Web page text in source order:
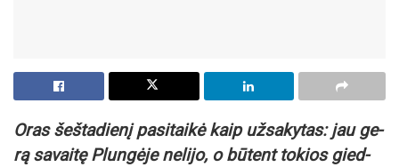
Oras šeš­ta­die­nį pa­si­tai­kė kaip už­sa­ky­tas: jau ge­
rą sa­vai­tę Plun­gė­je ne­li­jo, o būtent to­kios gied­